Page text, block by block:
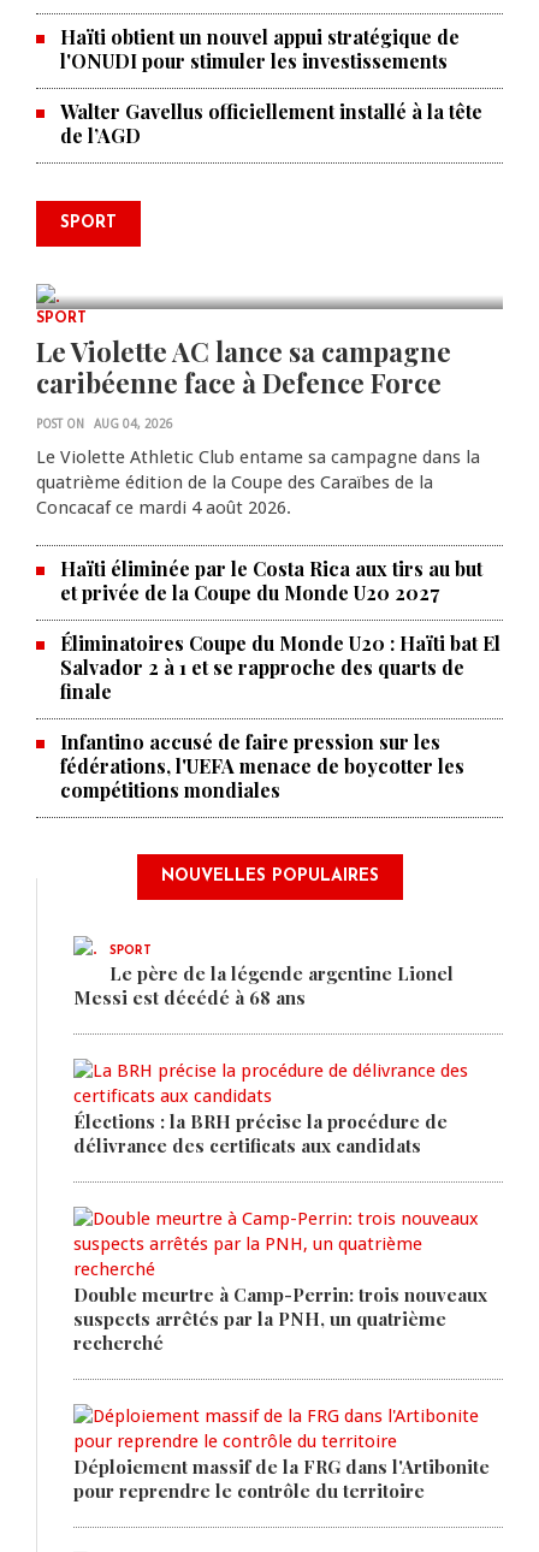
Haïti obtient un nouvel appui stratégique de
l'ONUDI pour stimuler les investissements
Walter Gavellus officiellement installé à la tête
de l’AGD
SPORT
0 COMMENTS
Le père de la légende argentine
Lionel Messi est décédé à 68 ans
SPORT
Le Violette AC lance sa campagne
caribéenne face à Defence Force
POST ON AUG 04, 2026
Le Violette Athletic Club entame sa campagne dans la
quatrième édition de la Coupe des Caraïbes de la
Concacaf ce mardi 4 août 2026.
Haïti éliminée par le Costa Rica aux tirs au but
et privée de la Coupe du Monde U20 2027
Éliminatoires Coupe du Monde U20 : Haïti bat El
Salvador 2 à 1 et se rapproche des quarts de
finale
Infantino accusé de faire pression sur les
fédérations, l'UEFA menace de boycotter les
compétitions mondiales
NOUVELLES POPULAIRES
SPORT
Le père de la légende argentine Lionel
Messi est décédé à 68 ans
Élections : la BRH précise la procédure de
délivrance des certificats aux candidats
Double meurtre à Camp-Perrin: trois nouveaux
suspects arrêtés par la PNH, un quatrième
recherché
Déploiement massif de la FRG dans l'Artibonite
pour reprendre le contrôle du territoire